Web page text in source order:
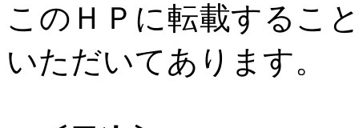
このＨＰに転載するこ
いただいてあります。